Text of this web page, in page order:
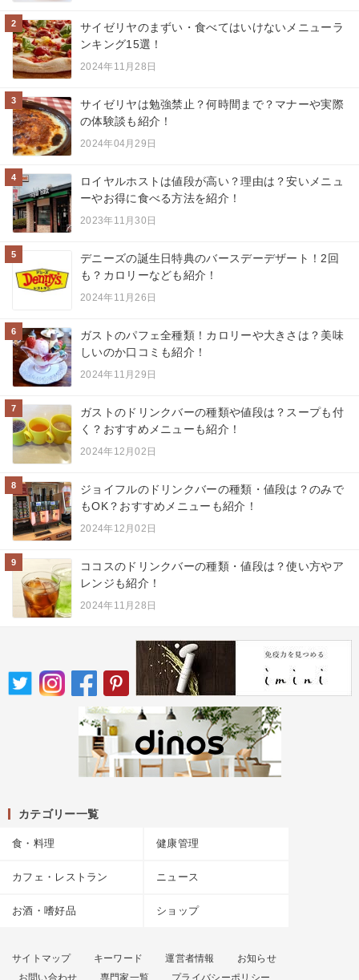
2
サイゼリヤのまずい・食べてはいけないメニューラ
ンキング15選！
2024年11月28日
3
サイゼリヤは勉強禁止？何時間まで？マナーや実際
の体験談も紹介！
2024年04月29日
4
ロイヤルホストは値段が高い？理由は？安いメニュ
ーやお得に食べる方法を紹介！
2023年11月30日
5
デニーズの誕生日特典のバースデーデザート！2回
も？カロリーなども紹介！
2024年11月26日
6
ガストのパフェ全種類！カロリーや大きさは？美味
しいのか口コミも紹介！
2024年11月29日
7
ガストのドリンクバーの種類や値段は？スープも付
く？おすすめメニューも紹介！
2024年12月02日
8
ジョイフルのドリンクバーの種類・値段は？のみで
もOK？おすすめメニューも紹介！
2024年12月02日
9
ココスのドリンクバーの種類・値段は？使い方やア
レンジも紹介！
2024年11月28日
カテゴリー一覧
食・料理 健康管理
カフェ・レストラン ニュース
お酒・嗜好品 ショップ
サイトマップ キーワード 運営者情報
お知らせ